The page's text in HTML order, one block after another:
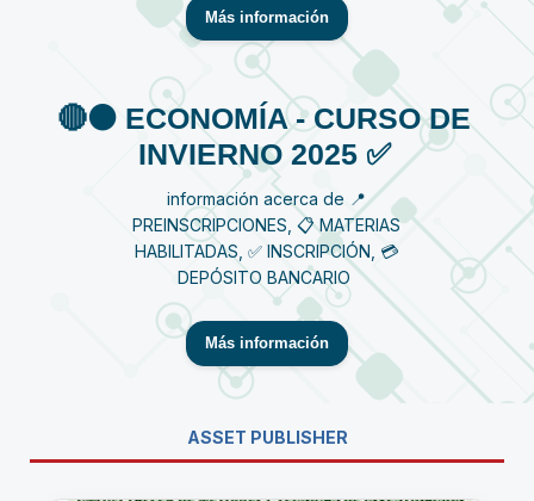
Más información
🔴⚫️ ECONOMÍA - CURSO DE
INVIERNO 2025 ✅
información acerca de 📍
PREINSCRIPCIONES, 📋 MATERIAS
HABILITADAS, ✅ INSCRIPCIÓN, 💳
DEPÓSITO BANCARIO
Más información
ASSET PUBLISHER